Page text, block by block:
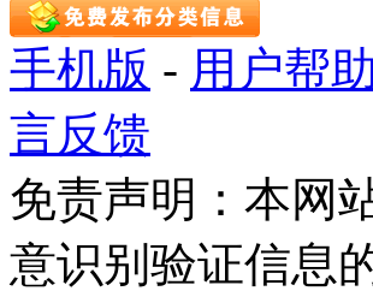
手机版 - 用户帮助
言反馈
免责声明：本网
意识别验证信息